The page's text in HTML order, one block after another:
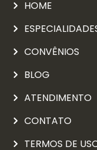
HOME
CONVÊNIOS
BLOG
ATENDIMENTO
CONTATO
TERMOS DE